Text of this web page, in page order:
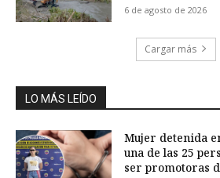
6 de agosto de 2026
Cargar más
LO MÁS LEÍDO
Mujer detenida
una de las 25
ser promotoras